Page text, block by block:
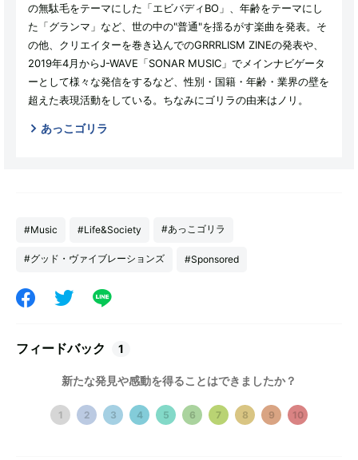
の無駄毛をテーマにした「エビバディBO」、年齢をテーマにし
た「グランマ」など、世の中の"普通"を揺るがす楽曲を発表。そ
の他、クリエイターを巻き込んでのGRRRLISM ZINEの発表や、
2019年4月からJ-WAVE「SONAR MUSIC」でメインナビゲータ
ーとして様々な発信をするなど、性別・国籍・年齢・業界の壁を
超えた表現活動をしている。ちなみにゴリラの由来はノリ。
あっこゴリラ
#Music #Life&Society #あっこゴリラ
#グッド・ヴァイブレーションズ #Sponsored
フィードバック 1
新たな発見や感動を得ることはできましたか？
1 2 3 4 5 6 7 8 9 10